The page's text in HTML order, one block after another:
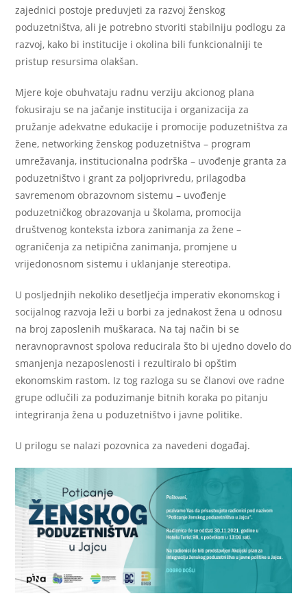
zajednici postoje preduvjeti za razvoj ženskog
poduzetništva, ali je potrebno stvoriti stabilniju podlogu za
razvoj, kako bi institucije i okolina bili funkcionalniji te
pristup resursima olakšan.
Mjere koje obuhvataju radnu verziju akcionog plana
fokusiraju se na jačanje institucija i organizacija za
pružanje adekvatne edukacije i promocije poduzetništva za
žene, networking ženskog poduzetništva – program
umrežavanja, institucionalna podrška – uvođenje granta za
poduzetništvo i grant za poljoprivredu, prilagodba
savremenom obrazovnom sistemu – uvođenje
poduzetničkog obrazovanja u školama, promocija
društvenog konteksta izbora zanimanja za žene –
ograničenja za netipična zanimanja, promjene u
vrijedonosnom sistemu i uklanjanje stereotipa.
U posljednjih nekoliko desetljećja imperativ ekonomskog i
socijalnog razvoja leži u borbi za jednakost žena u odnosu
na broj zaposlenih muškaraca. Na taj način bi se
neravnopravnost spolova reducirala što bi ujedno dovelo do
smanjenja nezaposlenosti i rezultiralo bi opštim
ekonomskim rastom. Iz tog razloga su se članovi ove radne
grupe odlučili za poduzimanje bitnih koraka po pitanju
integriranja žena u poduzetništvo i javne politike.
U prilogu se nalazi pozovnica za navedeni događaj.